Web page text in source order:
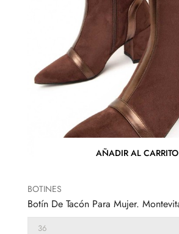
AÑADIR AL CARRITO
BOTINES